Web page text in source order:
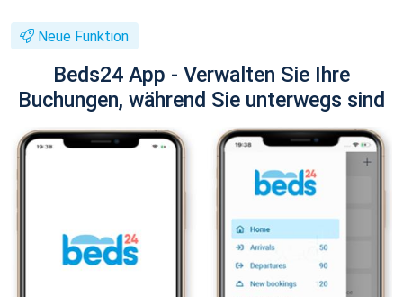
Neue Funktion
Beds24 App - Verwalten Sie Ihre
Buchungen, während Sie unterwegs sind